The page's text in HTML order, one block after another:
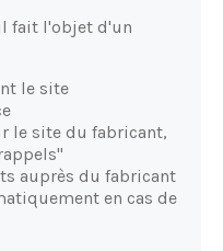
fait l'objet d'un
le site
le site du fabricant,
auprès du fabricant
en cas de